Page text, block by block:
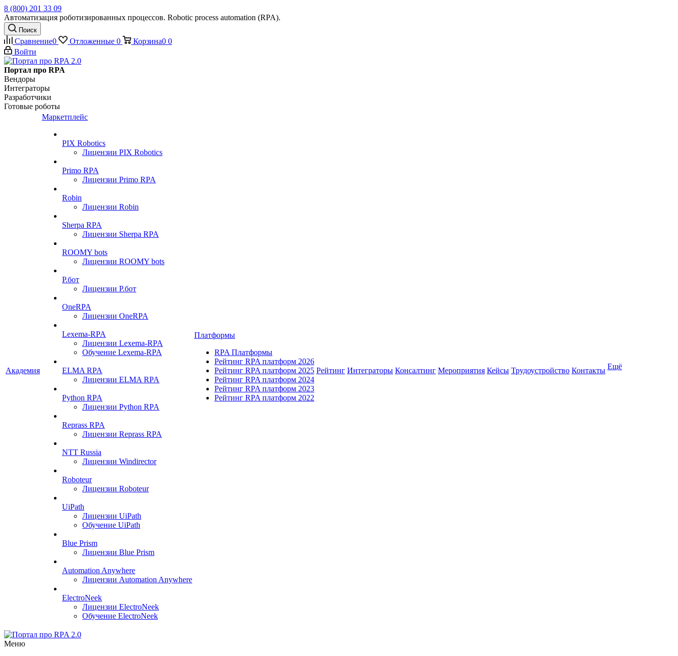
8 (800) 201 33 09
Автоматизация роботизированных процессов. Robotic process automation (RPA).
Поиск
Сравнение0 Отложенные 0 Корзина0 0
Войти
Портал про RPA
Вендоры
Интеграторы
Разработчики
Готовые роботы
Академия
Маркетплейс
PIX Robotics
Лицензии PIX Robotics
Primo RPA
Лицензии Primo RPA
Robin
Лицензии Robin
Sherpa RPA
Лицензии Sherpa RPA
ROOMY bots
Лицензии ROOMY bots
Р.бот
Лицензии Р.бот
OneRPA
Лицензии OneRPA
Lexema-RPA
Лицензии Lexema-RPA
Обучение Lexema-RPA
ELMA RPA
Лицензии ELMA RPA
Python RPA
Лицензии Python RPA
Reprass RPA
Лицензии Reprass RPA
NTT Russia
Лицензии Windirector
Roboteur
Лицензии Roboteur
UiPath
Лицензии UiPath
Обучение UiPath
Blue Prism
Лицензии Blue Prism
Automation Anywhere
Лицензии Automation Anywhere
ElectroNeek
Лицензии ElectroNeek
Обучение ElectroNeek
Платформы
RPA Платформы
Рейтинг RPA платформ 2026
Рейтинг RPA платформ 2025
Рейтинг RPA платформ 2024
Рейтинг RPA платформ 2023
Рейтинг RPA платформ 2022
Рейтинг Интеграторы Консалтинг Mероприятия Кейсы Трудоустройство Контакты Ещё
Меню